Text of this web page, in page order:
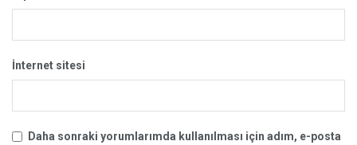
İnternet sitesi
Daha sonraki yorumlarımda kullanılması için adım, e-posta